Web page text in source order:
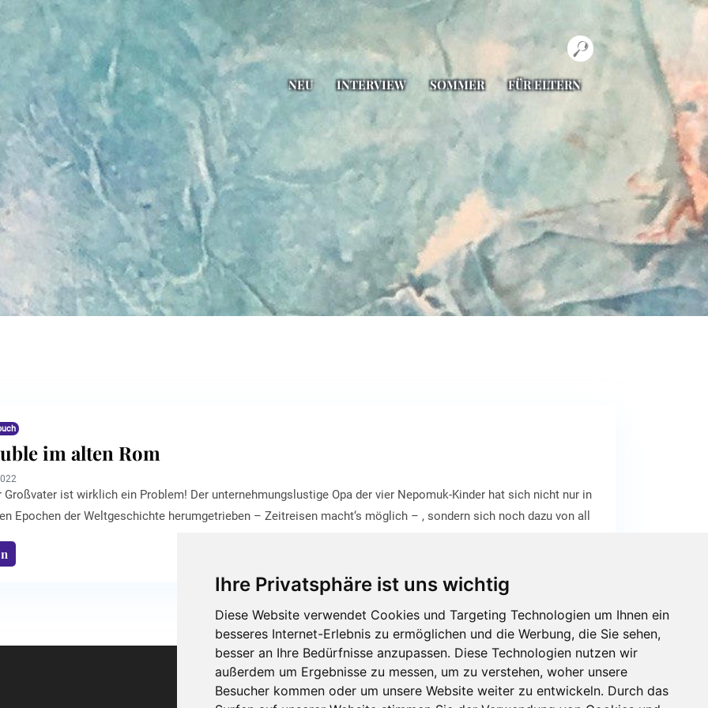
Ihre Privatsphäre ist uns wichtig
Diese Website verwendet Cookies und Targeting Technologien um Ihnen ein
besseres Internet-Erlebnis zu ermöglichen und die Werbung, die Sie sehen,
besser an Ihre Bedürfnisse anzupassen. Diese Technologien nutzen wir
außerdem um Ergebnisse zu messen, um zu verstehen, woher unsere
Besucher kommen oder um unsere Website weiter zu entwickeln. Durch das
NEU INTERVIEW SOMMER FÜR ELTERN
im alten Rom
Großvater ist wirklich ein Problem! Der unternehmungslustige Opa der vier Nepomuk-Kinder hat sich nicht nur in
Epochen der Weltgeschichte herumgetrieben – Zeitreisen macht‘s möglich – , sondern sich noch dazu von all
rechtschaffenen Enkel, die bereits zum zweiten Mal in die Vergangenheit reisen müssen, um den Schaden